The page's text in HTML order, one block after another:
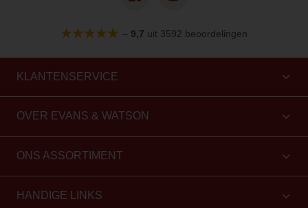
– 9,7 uit 3592 beoordelingen
KLANTENSERVICE
OVER EVANS & WATSON
ONS ASSORTIMENT
HANDIGE LINKS